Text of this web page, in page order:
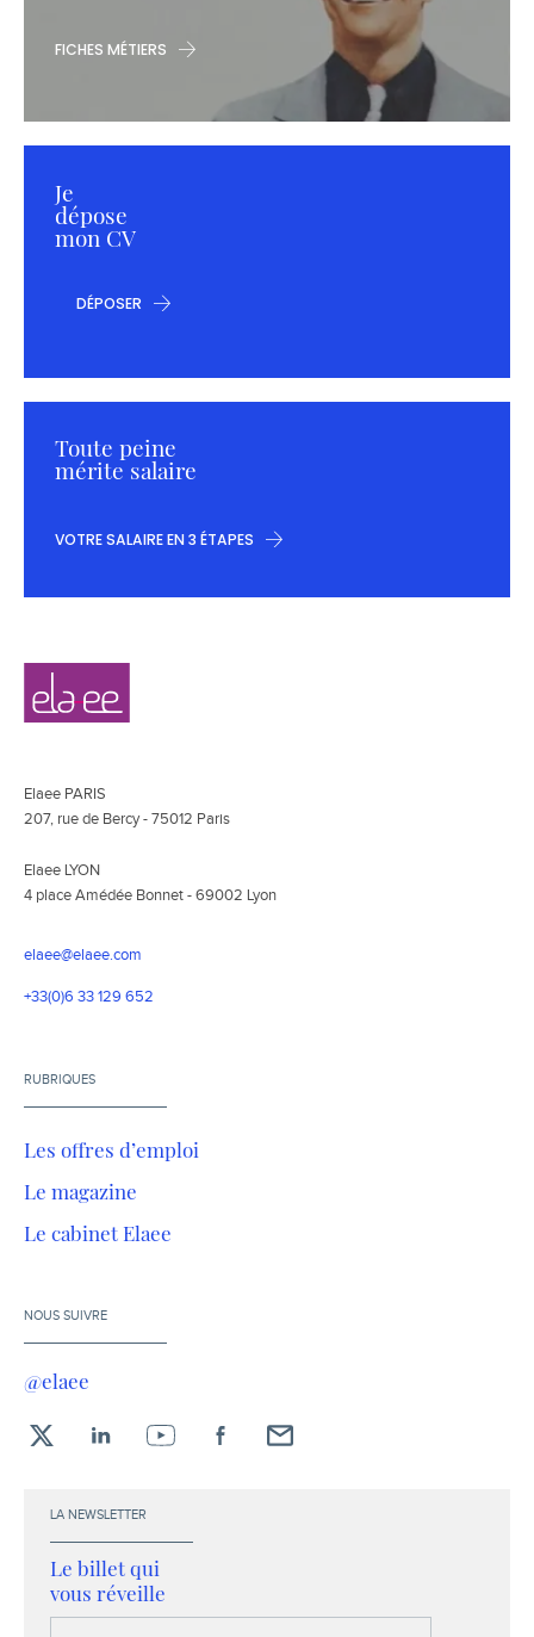
FICHES MÉTIERS
Je
dépose
mon CV
DÉPOSER
Toute peine
mérite salaire
VOTRE SALAIRE EN 3 ÉTAPES
Navigation
secondaire
Elaee
Elaee PARIS
207, rue de Bercy - 75012 Paris
Elaee LYON
4 place Amédée Bonnet - 69002 Lyon
elaee@elaee.com
+33(0)6 33 129 652
RUBRIQUES
Les offres d’emploi
Le magazine
Le cabinet Elaee
NOUS SUIVRE
@elaee
LA NEWSLETTER
Le billet qui
vous réveille